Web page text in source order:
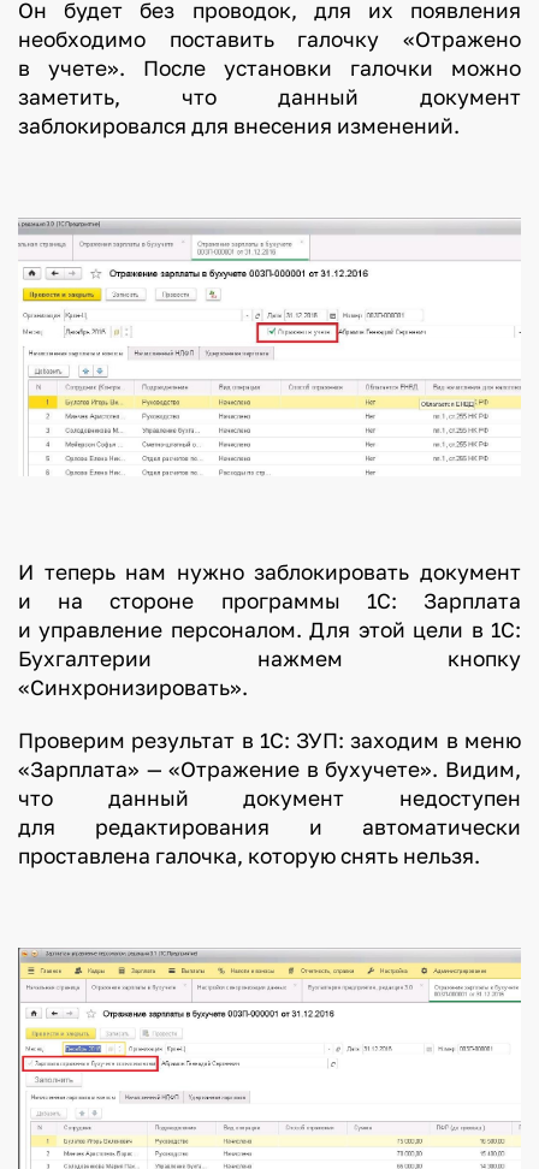
Он будет без проводок, для их появления
необходимо поставить галочку «Отражено
в учете». После установки галочки можно
заметить, что данный документ
заблокировался для внесения изменений.
И теперь нам нужно заблокировать документ
и на стороне программы 1С: Зарплата
и управление персоналом. Для этой цели в 1С:
Бухгалтерии нажмем кнопку
«Синхронизировать».
Проверим результат в 1С: ЗУП: заходим в меню
«Зарплата» — «Отражение в бухучете». Видим,
что данный документ недоступен
для редактирования и автоматически
проставлена галочка, которую снять нельзя.